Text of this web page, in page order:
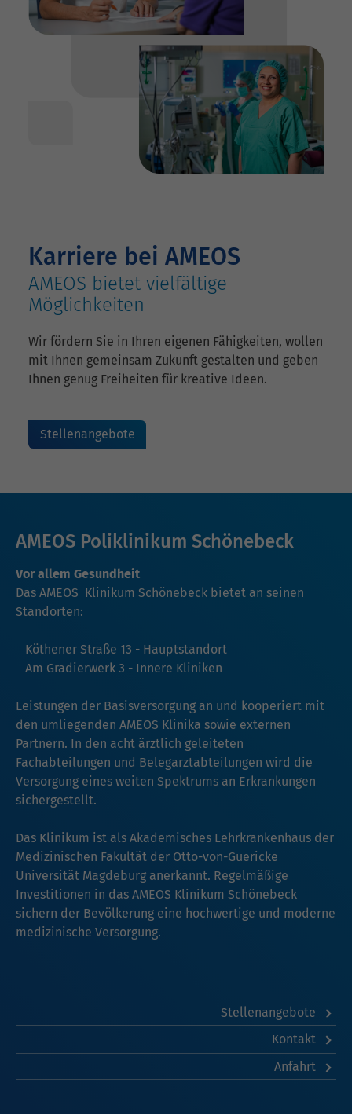
Karriere bei AMEOS
AMEOS bietet vielfältige
Möglichkeiten
Wir fördern Sie in Ihren eigenen Fähigkeiten, wollen
mit Ihnen gemeinsam Zukunft gestalten und geben
Ihnen genug Freiheiten für kreative Ideen.
Stellenangebote
AMEOS Poliklinikum Schönebeck
Vor allem Gesundheit
Das AMEOS Klinikum Schönebeck bietet an seinen
Standorten:
Köthener Straße 13 - Hauptstandort
Am Gradierwerk 3 - Innere Kliniken
Leistungen der Basisversorgung an und kooperiert mit
den umliegenden AMEOS Klinika sowie externen
Partnern. In den acht ärztlich geleiteten
Fachabteilungen und Belegarztabteilungen wird die
Versorgung eines weiten Spektrums an Erkrankungen
sichergestellt.
Das Klinikum ist als Akademisches Lehrkrankenhaus der
Medizinischen Fakultät der Otto-von-Guericke
Universität Magdeburg anerkannt. Regelmäßige
Investitionen in das AMEOS Klinikum Schönebeck
sichern der Bevölkerung eine hochwertige und moderne
medizinische Versorgung.
Stellenangebote
Kontakt
Anfahrt